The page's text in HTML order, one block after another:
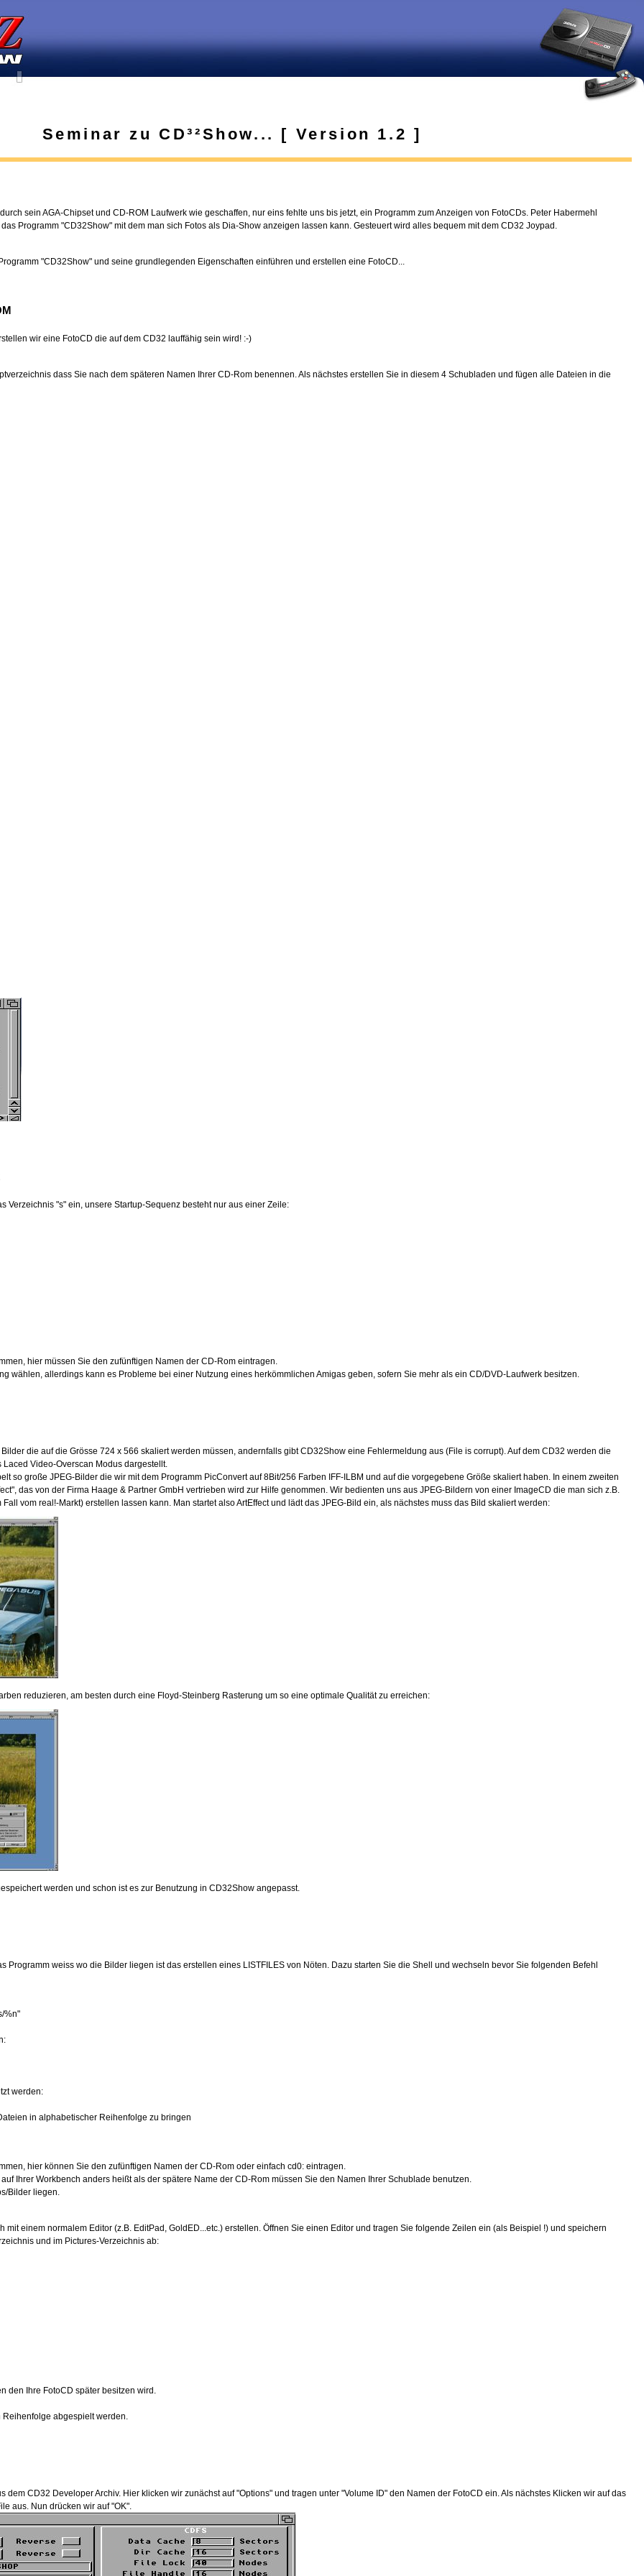
Seminar zu CD³²Show... [ Version 1.2 ]
sein AGA-Chipset und CD-ROM Laufwerk wie geschaffen, nur eins fehlte uns bis jetzt, ein Programm zum Anzeigen von FotoCDs. Peter Habermehl
Programm "CD32Show" mit dem man sich Fotos als Dia-Show anzeigen lassen kann. Gesteuert wird alles bequem mit dem CD32 Joypad.
"CD32Show" und seine grundlegenden Eigenschaften einführen und erstellen eine FotoCD...
wir eine FotoCD die auf dem CD32 lauffähig sein wird! :-)
dass Sie nach dem späteren Namen Ihrer CD-Rom benennen. Als nächstes erstellen Sie in diesem 4 Schubladen und fügen alle Dateien in die
Verzeichnis "s" ein, unsere Startup-Sequenz besteht nur aus einer Zeile:
hier müssen Sie den zufünftigen Namen der CD-Rom eintragen.
wählen, allerdings kann es Probleme bei einer Nutzung eines herkömmlichen Amigas geben, sofern Sie mehr als ein CD/DVD-Laufwerk besitzen.
die auf die Grösse 724 x 566 skaliert werden müssen, andernfalls gibt CD32Show eine Fehlermeldung aus (File is corrupt). Auf dem CD32 werden die
Laced Video-Overscan Modus dargestellt.
so große JPEG-Bilder die wir mit dem Programm PicConvert auf 8Bit/256 Farben IFF-ILBM und auf die vorgegebene Größe skaliert haben. In einem zweiten
das von der Firma Haage & Partner GmbH vertrieben wird zur Hilfe genommen. Wir bedienten uns aus JPEG-Bildern von einer ImageCD die man sich z.B.
vom real!-Markt) erstellen lassen kann. Man startet also ArtEffect und lädt das JPEG-Bild ein, als nächstes muss das Bild skaliert werden:
reduzieren, am besten durch eine Floyd-Steinberg Rasterung um so eine optimale Qualität zu erreichen:
werden und schon ist es zur Benutzung in CD32Show angepasst.
Programm weiss wo die Bilder liegen ist das erstellen eines LISTFILES von Nöten. Dazu starten Sie die Shell und wechseln bevor Sie folgenden Befehl
%n"
werden:
in alphabetischer Reihenfolge zu bringen
hier können Sie den zufünftigen Namen der CD-Rom oder einfach cd0: eintragen.
Ihrer Workbench anders heißt als der spätere Name der CD-Rom müssen Sie den Namen Ihrer Schublade benutzen.
Bilder liegen.
mit einem normalem Editor (z.B. EditPad, GoldED...etc.) erstellen. Öffnen Sie einen Editor und tragen Sie folgende Zeilen ein (als Beispiel !) und speichern
und im Pictures-Verzeichnis ab:
den Ihre FotoCD später besitzen wird.
abgespielt werden.
dem CD32 Developer Archiv. Hier klicken wir zunächst auf "Options" und tragen unter "Volume ID" den Namen der FotoCD ein. Als nächstes Klicken wir auf das
aus. Nun drücken wir auf "OK".